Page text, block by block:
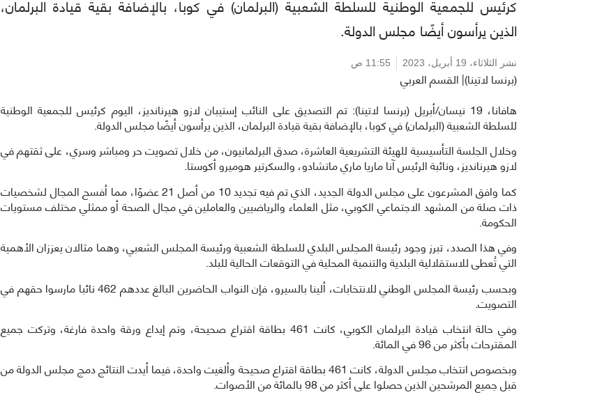
كرئيس للجمعية الوطنية للسلطة الشعبية (البرلمان) في كوبا، بالإضافة بقية قيادة البرلمان،
الذين يرأسون أيضًا مجلس الدولة.
نشر الثلاثاء، 19 أبريل، 2023 11:55 ص
(برنسا لاتينا)| القسم العربي
هافانا، 19 نيسان/أبريل (برنسا لاتينا): تم التصديق على النائب إستيبان لازو هيرنانديز، اليوم كرئيس للجمعية الوطنية
للسلطة الشعبية (البرلمان) في كوبا، بالإضافة بقية قيادة البرلمان، الذين يرأسون أيضًا مجلس الدولة.
وخلال الجلسة التأسيسية للهيئة التشريعية العاشرة، صدق البرلمانيون، من خلال تصويت حر ومباشر وسري، على ثقتهم في
لازو هيرنانديز، ونائبة الرئيس آنا ماريا ماري ماتشادو، والسكرتير هوميرو أكوستا.
كما وافق المشرعون على مجلس الدولة الجديد، الذي تم فيه تجديد 10 من أصل 21 عضوًا، مما أفسح المجال لشخصيات
ذات صلة من المشهد الاجتماعي الكوبي، مثل العلماء والرياضيين والعاملين في مجال الصحة أو ممثلي مختلف مستويات
الحكومة.
وفي هذا الصدد، تبرز وجود رئيسة المجلس البلدي للسلطة الشعبية ورئيسة المجلس الشعبي، وهما مثالان يعززان الأهمية
التي تُعطى للاستقلالية البلدية والتنمية المحلية في التوقعات الحالية للبلد.
وبحسب رئيسة المجلس الوطني للانتخابات، ألينا بالسيرو، فإن النواب الحاضرين البالغ عددهم 462 نائبا مارسوا حقهم في
التصويت.
وفي حالة انتخاب قيادة البرلمان الكوبي، كانت 461 بطاقة اقتراع صحيحة، وتم إيداع ورقة واحدة فارغة، وتركت جميع
المقترحات بأكثر من 96 في المائة.
وبخصوص انتخاب مجلس الدولة، كانت 461 بطاقة اقتراع صحيحة وألغيت واحدة، فيما أيدت النتائج دمج مجلس الدولة من
قبل جميع المرشحين الذين حصلوا على أكثر من 98 بالمائة من الأصوات.